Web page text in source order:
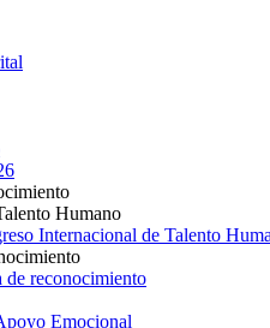
Humano
Internacional de Talento
de reconocimiento
Emocional